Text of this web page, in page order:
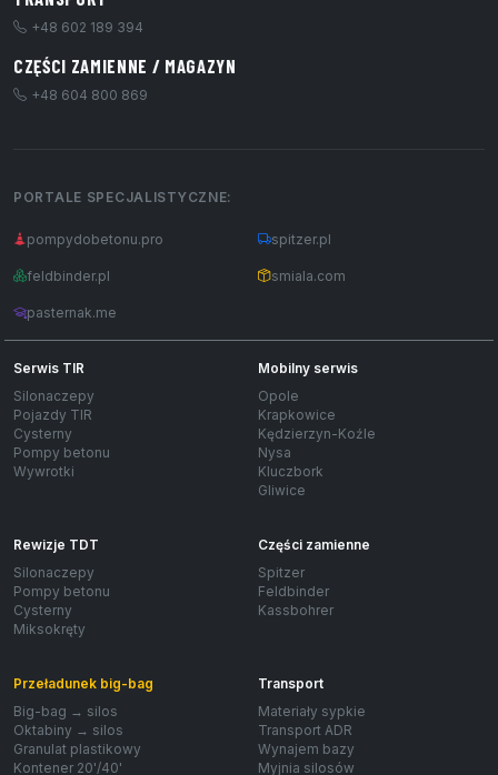
+48 602 189 394
CZĘŚCI ZAMIENNE / MAGAZYN
+48 604 800 869
PORTALE SPECJALISTYCZNE:
pompydobetonu.pro spitzer.pl
feldbinder.pl smiala.com
pasternak.me
Serwis TIR
Silonaczepy
Pojazdy TIR
Cysterny
Pompy betonu
Wywrotki
Mobilny serwis
Opole
Krapkowice
Kędzierzyn-Koźle
Nysa
Kluczbork
Gliwice
Rewizje TDT
Silonaczepy
Pompy betonu
Cysterny
Miksokręty
Części zamienne
Spitzer
Feldbinder
Kassbohrer
Przeładunek big-bag
Big-bag → silos
Oktabiny → silos
Granulat plastikowy
Kontener 20'/40'
Transport
Materiały sypkie
Transport ADR
Wynajem bazy
Myjnia silosów